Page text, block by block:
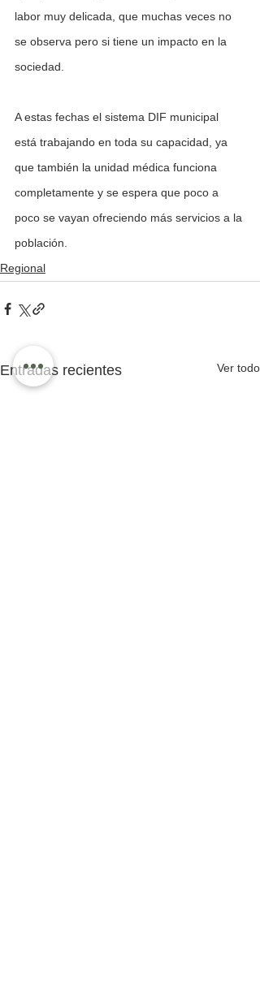
labor muy delicada, que muchas veces no
se observa pero si tiene un impacto en la
sociedad.
A estas fechas el sistema DIF municipal
está trabajando en toda su capacidad, ya
que también la unidad médica funciona
completamente y se espera que poco a
poco se vayan ofreciendo más servicios a la
población.
Regional
Entradas recientes Ver todo